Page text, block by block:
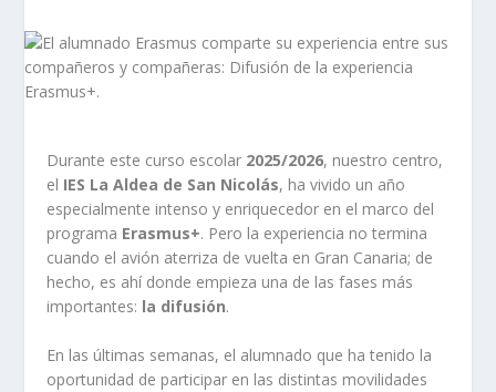
Durante este curso escolar 2025/2026, nuestro centro,
el IES La Aldea de San Nicolás, ha vivido un año
especialmente intenso y enriquecedor en el marco del
programa Erasmus+. Pero la experiencia no termina
cuando el avión aterriza de vuelta en Gran Canaria; de
hecho, es ahí donde empieza una de las fases más
importantes: la difusión.
En las últimas semanas, el alumnado que ha tenido la
oportunidad de participar en las distintas movilidades